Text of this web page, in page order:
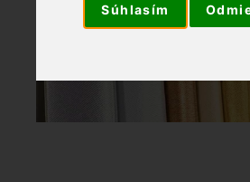
Súhlasím